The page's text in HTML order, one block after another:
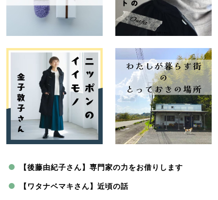
【後藤由紀子さん】専門家の力をお借りします
【ワタナベマキさん】近頃の話